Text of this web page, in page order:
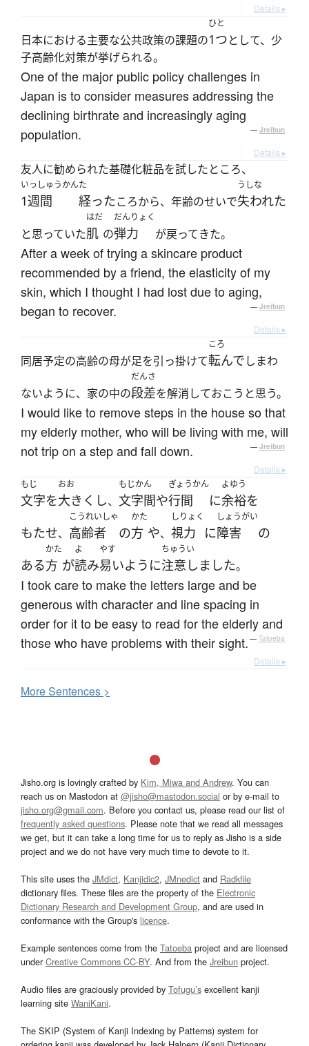
Details ▸
日本における主要な公共政策の課題の
ひと
1つとして、少
子高齢化対策が挙げられる。
One of the major public policy challenges in
Japan is to consider measures addressing the
declining birthrate and increasingly aging
population.
— Jreibun
Details ▸
友人に勧められた基礎化粧品を試したところ、
いっしゅうかん
1週間
た
経ったころから、年齢のせいで
うしな
失われた
と思っていた
はだ
肌 の
だんりょく
弾力 が戻ってきた。
After a week of trying a skincare product
recommended by a friend, the elasticity of my
skin, which I thought I had lost due to aging,
began to recover.
— Jreibun
Details ▸
同居予定の高齢の母が足を引っ掛けて
ころ
転んでしまわ
ないように、家の中の
だんさ
段差を解消しておこうと思う。
I would like to remove steps in the house so that
my elderly mother, who will be living with me, will
not trip on a step and fall down.
— Jreibun
Details ▸
もじ
文字を
おお
大きく し、
もじかん
文字間や
ぎょうかん
行間 に
よゆう
余裕を
もたせ、
こうれいしゃ
高齢者 の
かた
方 や、
しりょく
視力 に
しょうがい
障害
の
ある
かた
方 が
よ
読み
やす
易いように
ちゅうい
注意しました。
I took care to make the letters large and be
generous with character and line spacing in
order for it to be easy to read for the elderly and
those who have problems with their sight. — Tatoeba
Details ▸
MoreSentences >
Jisho.org is lovingly crafted by Kim, Miwa and Andrew. You can
reach us on Mastodon at @jisho@mastodon.social or by e-mail to
jisho.org@gmail.com. Before you contact us, please read our list of
frequently asked questions. Please note that we read all messages
we get, but it can take a long time for us to reply as Jisho is a side
project and we do not have very much time to devote to it.
This site uses the JMdict, Kanjidic2, JMnedict and Radkfile
dictionary files. These files are the property of the Electronic
Dictionary Research and Development Group, and are used in
conformance with the Group's licence.
Example sentences come from the Tatoeba project and are licensed
underCreative Commons CC-BY. And from the Jreibun project.
Audio files are graciously provided by Tofugu’s excellent kanji
learning site WaniKani.
The SKIP (System of Kanji Indexing by Patterns) system for